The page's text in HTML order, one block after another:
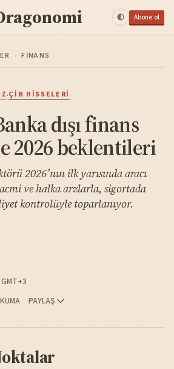
Abone ol
› FINANS
·ÇIN HISSELERI
dışı finans
2026 beklentileri
2026’nın ilk yarısında aracı
ve halka arzlarla, sigortada
kontrolüyle toparlanıyor.
PAYLAŞ